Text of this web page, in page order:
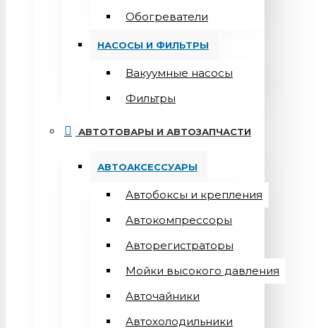
Обогреватели
НАСОСЫ И ФИЛЬТРЫ
Вакуумные насосы
Фильтры
АВТОТОВАРЫ И АВТОЗАПЧАСТИ
АВТОАКСЕССУАРЫ
Автобоксы и крепления
Автокомпрессоры
Авторегистраторы
Мойки высокого давления
Авточайники
Автохолодильники